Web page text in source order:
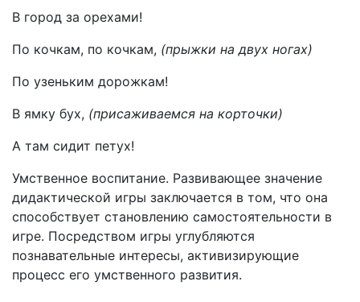
В город за орехами!
По кочкам, по кочкам, (прыжки на двух ногах)
По узеньким дорожкам!
В ямку бух, (присаживаемся на корточки)
А там сидит петух!
Умственное воспитание. Развивающее значение
дидактической игры заключается в том, что она
способствует становлению самостоятельности в
игре. Посредством игры углубляются
познавательные интересы, активизирующие
процесс его умственного развития.